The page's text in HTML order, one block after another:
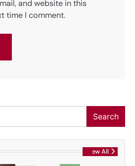
and website in this
time I comment.
Search
View All